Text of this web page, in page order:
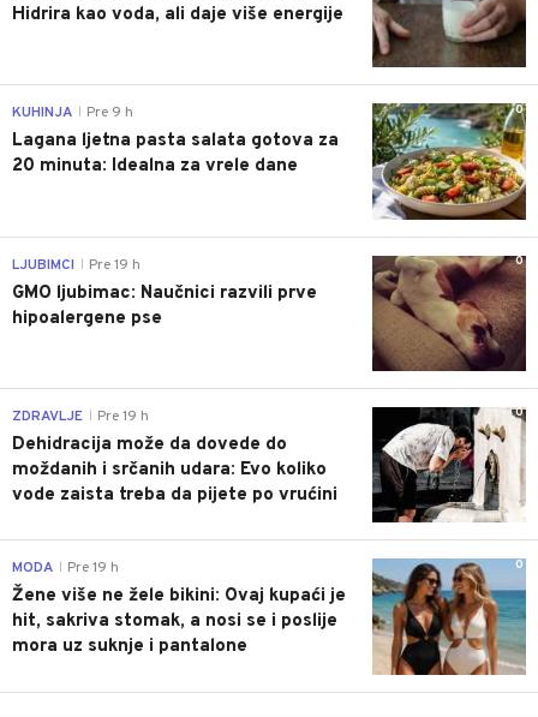
Hidrira kao voda, ali daje više energije
0
KUHINJA Pre 9 h
Lagana ljetna pasta salata gotova za
20 minuta: Idealna za vrele dane
0
LJUBIMCI Pre 19 h
GMO ljubimac: Naučnici razvili prve
hipoalergene pse
0
ZDRAVLJE Pre 19 h
Dehidracija može da dovede do
moždanih i srčanih udara: Evo koliko
vode zaista treba da pijete po vrućini
0
MODA Pre 19 h
Žene više ne žele bikini: Ovaj kupaći je
hit, sakriva stomak, a nosi se i poslije
mora uz suknje i pantalone